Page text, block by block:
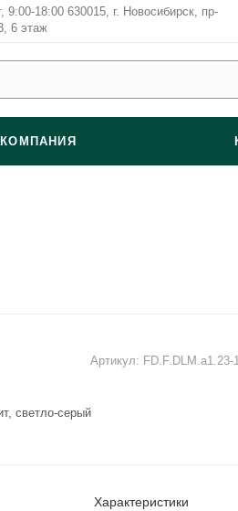
9:00-18:00 630015, г. Новосибирск, пр-
6 этаж
КОМПАНИЯ
Артикул: FD.F.DLM.a1.23-1
светло-серый
Характеристики